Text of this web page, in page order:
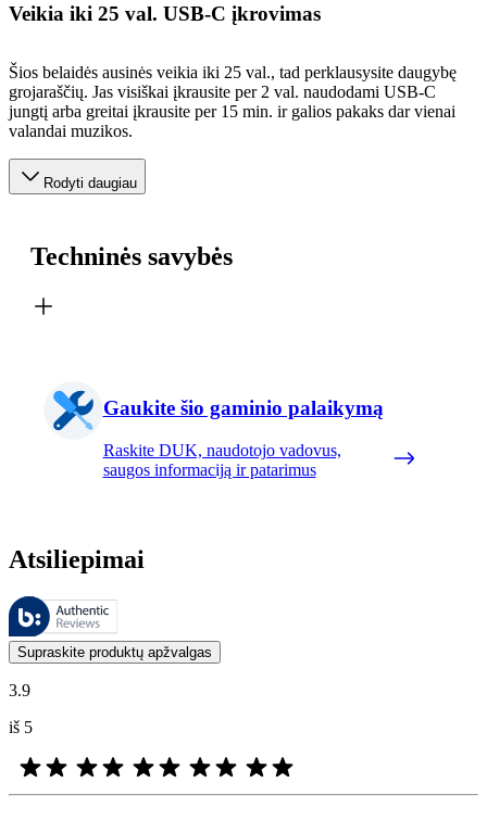
Veikia iki 25 val. USB-C įkrovimas
Šios belaidės ausinės veikia iki 25 val., tad perklausysite daugybę
grojaraščių. Jas visiškai įkrausite per 2 val. naudodami USB-C
jungtį arba greitai įkrausite per 15 min. ir galios pakaks dar vienai
valandai muzikos.
Rodyti daugiau
Techninės savybės
Gaukite šio gaminio palaikymą
Raskite DUK, naudotojo vadovus,
saugos informaciją ir patarimus
Atsiliepimai
Šiuos atsiliepimus tvarko „Bazaarvoice“ ir jie atitinka
Klientų nuomonės, pateikiamos kaip produktų ir žvaigždučių
Supraskite produktų apžvalgas
3.9
iš 5